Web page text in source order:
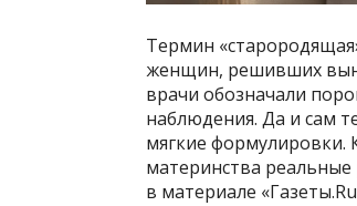
Термин
женщин, решивших
врачи обозначали
наблюдения. Да и сам
мягкие формулировки.
материнства
в материале